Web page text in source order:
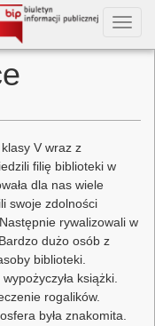
V wraz z
filię biblioteki w
dla nas wiele
swoje zdolności
rywalizowali w
dużo osób z
biblioteki.
książki.
rogalików.
była znakomita.